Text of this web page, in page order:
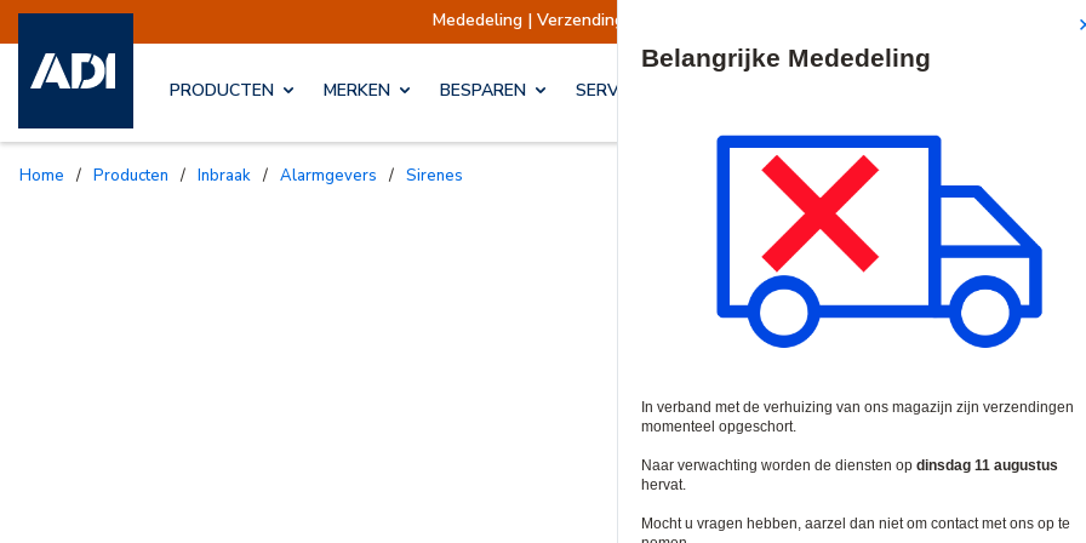
Mededeling | Verzendingen opgeschort Verzendingen worden op
PRODUCTEN MERKEN BESPAREN SERVICES & OPLOSSINGEN
Home / Producten / Inbraak / Alarmgevers / Sirenes